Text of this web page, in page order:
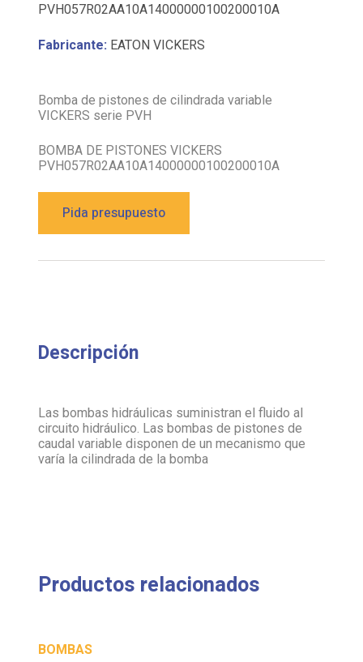
PVH057R02AA10A14000000100200010A
Fabricante: EATON VICKERS
Bomba de pistones de cilindrada variable
VICKERS serie PVH
BOMBA DE PISTONES VICKERS
PVH057R02AA10A14000000100200010A
Pida presupuesto
Descripción
Las bombas hidráulicas suministran el fluido al
circuito hidráulico. Las bombas de pistones de
caudal variable disponen de un mecanismo que
varía la cilindrada de la bomba
Productos relacionados
BOMBAS